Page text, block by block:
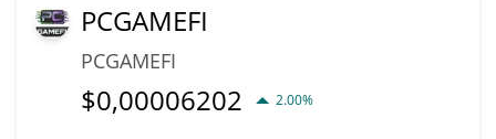
PCGAMEFI
PCGAMEFI
$0,00006202 2.00%